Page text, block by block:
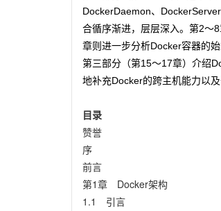
DockerDaemon、
合循序渐进，层层深入。第2～
章则进一步分析Docker容器的始
第三部分（第15～17章）介绍
地补充Docker的跨主机能力以
目录
赞誉
序
前言
第1章 Docker架构
1.1 引言